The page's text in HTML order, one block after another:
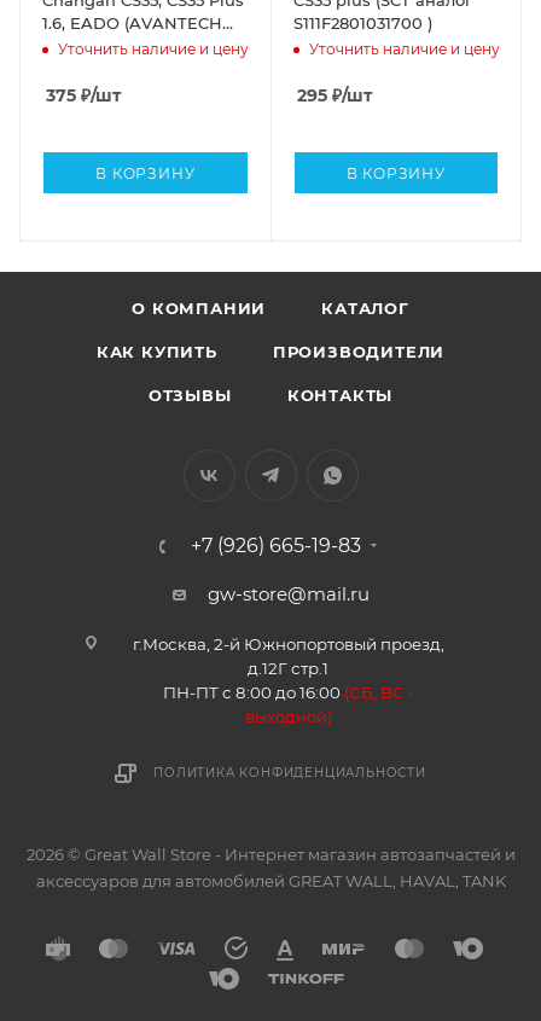
1.6, EADO (AVANTECH
аналог H15002-1000)
Уточнить наличие и цену
375 ₽/шт
В КОРЗИНУ
S111F2801031700 )
Уточнить наличие и цену
295₽/шт
В КОРЗИНУ
О КОМПАНИИ КАТАЛОГ
КАК КУПИТЬ ПРОИЗВОДИТЕЛИ
ОТЗЫВЫ КОНТАКТЫ
+7 (926) 665-19-83
gw-store@mail.ru
г.Москва, 2-й Южнопортовый проезд,
д.12Г стр.1
ПН-ПТ с 8:00 до 16:00 (СБ, ВС -
выходной)
ПОЛИТИКА КОНФИДЕНЦИАЛЬНОСТИ
2026 © Great Wall Store - Интернет магазин автозапчастей и
аксессуаров для автомобилей GREAT WALL, HAVAL, TANK